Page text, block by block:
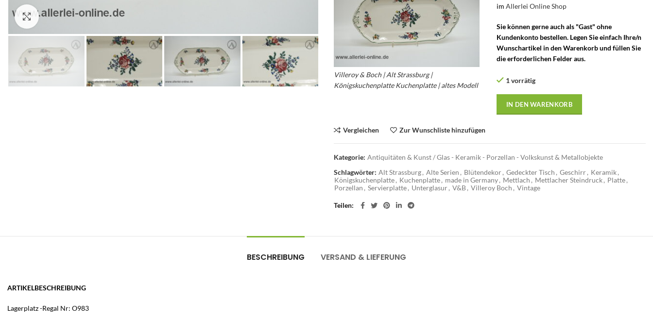
Zum Vergrößern anklicken
Villeroy & Boch | Alt Strassburg |
Königskuchenplatte Kuchenplatte | altes Modell
im Allerlei Online Shop
Sie können gerne auch als "Gast" ohne
Kundenkonto bestellen. Legen Sie einfach Ihre/n
Wunschartikel in den Warenkorb und füllen Sie
die erforderlichen Felder aus.
1 vorrätig
IN DEN WARENKORB
Vergleichen Zur Wunschliste hinzufügen
Kategorie: Antiquitäten & Kunst / Glas - Keramik - Porzellan - Volkskunst & Metallobjekte
Schlagwörter: Alt Strassburg, Alte Serien , Blütendekor, Gedeckter Tisch , Geschirr, Keramik,
Königskuchenplatte, Kuchenplatte, made in Germany, Mettlach , Mettlacher Steindruck, Platte,
Porzellan , Servierplatte, Unterglasur, V&B, Villeroy Boch , Vintage
Teilen
BESCHREIBUNG VERSAND & LIEFERUNG
ARTIKELBESCHREIBUNG
Lagerplatz -Regal Nr: O983